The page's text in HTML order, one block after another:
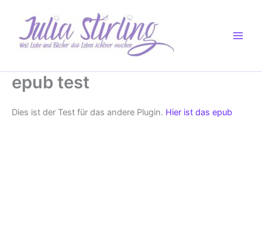
springen
epub test
Dies ist der Test für das andere Plugin. Hier ist das epub